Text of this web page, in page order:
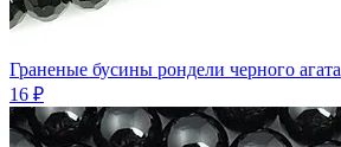
Граненые бусины рондели черного агата
16 ₽